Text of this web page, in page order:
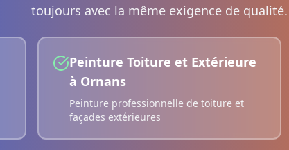
toujours avec la même exigence de qualité.
Peinture Toiture et Extérieure
à Ornans
Peinture professionnelle de toiture et
façades extérieures